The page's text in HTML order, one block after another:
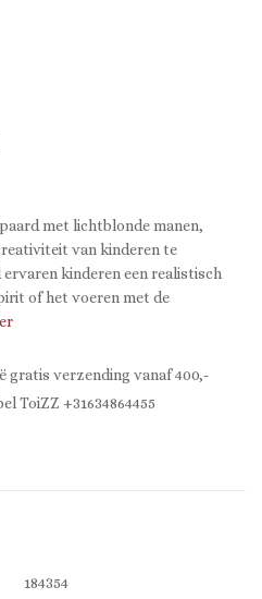
met lichtblonde manen,
van kinderen te
kinderen een realistisch
of het voeren met de
gratis verzending vanaf 400,-
ToiZZ +31634864455
184354